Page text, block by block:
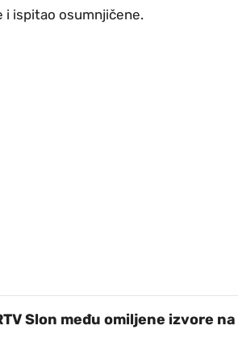
i ispitao osumnjičene.
Slon među omiljene izvore